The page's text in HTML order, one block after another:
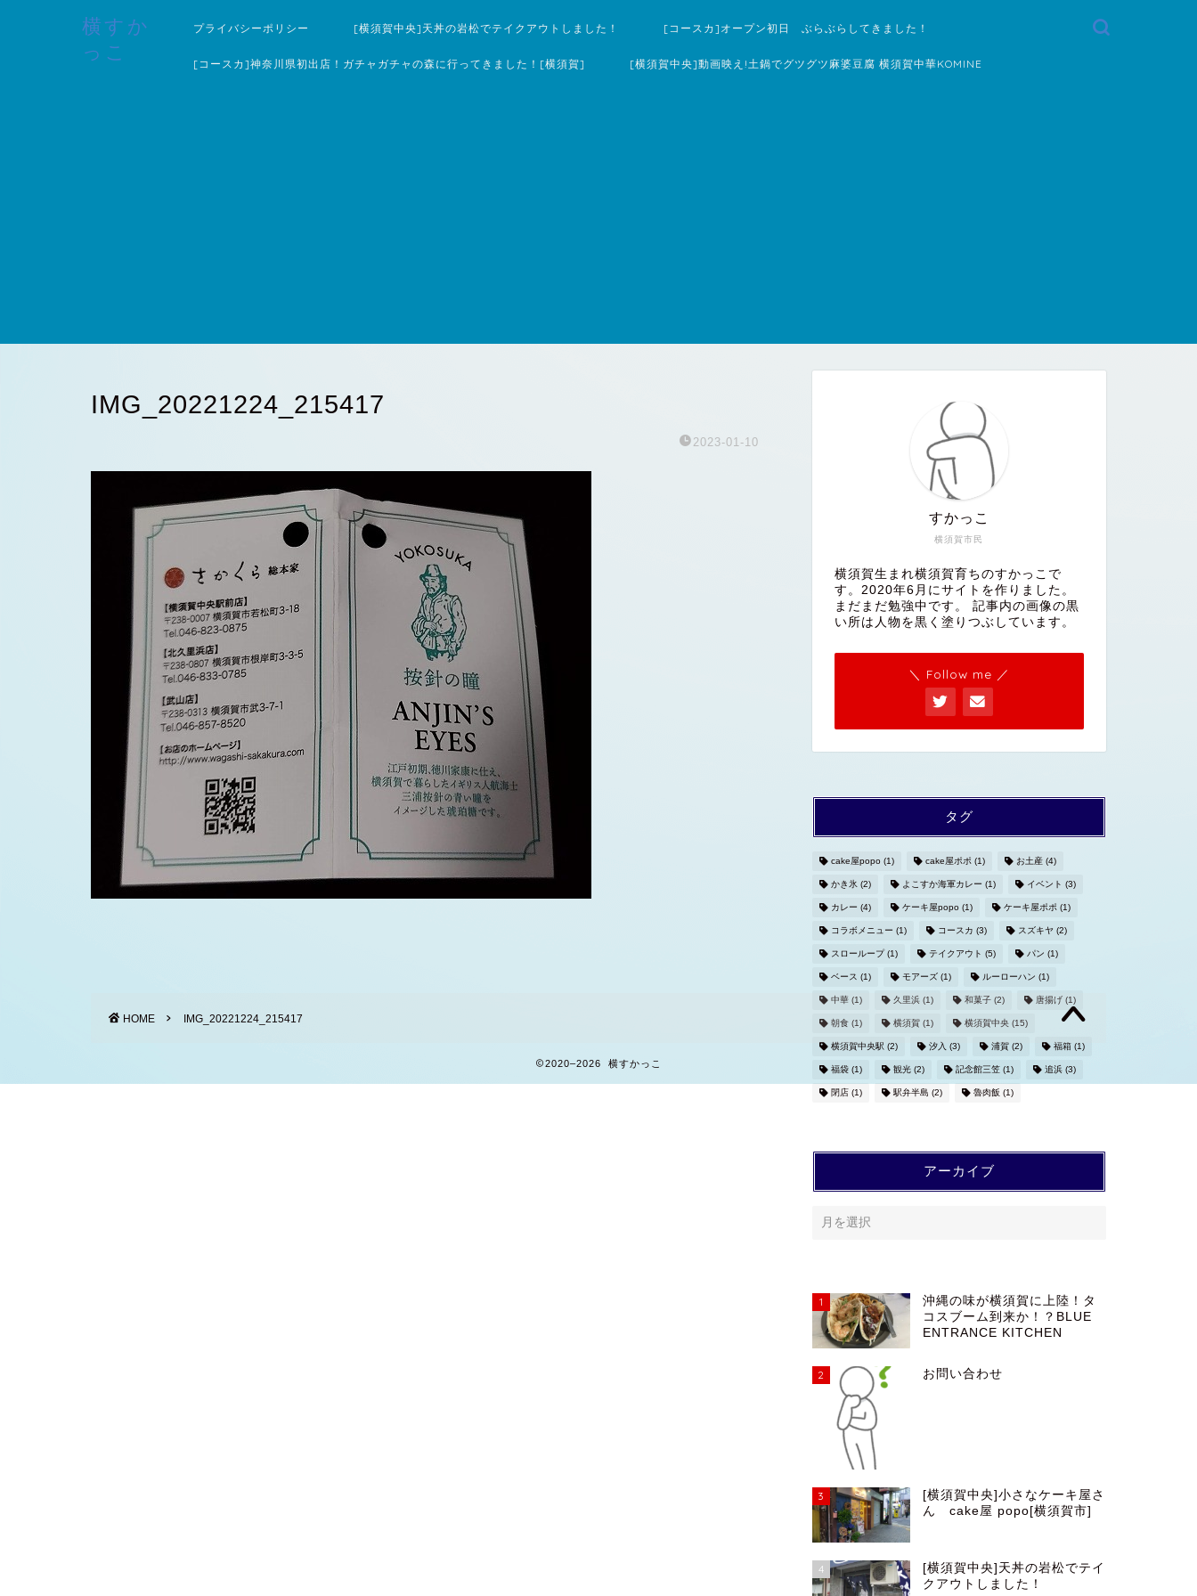
横すか
っこ
プライバシーポリシー [横須賀中央]天丼の岩松でテイクアウトしました！ [コースカ]オープン初日 ぶらぶらしてきました！
[コースカ]神奈川県初出店！ガチャガチャの森に行ってきました！[横須賀] [横須賀中央]動画映え!土鍋でグツグツ麻婆豆腐 横須賀中華KOMINE
IMG_20221224_215417
2023-01-10
横須賀市民
すかっこ
横須賀生まれ横須賀育ちのすかっこで
す。2020年6月にサイトを作りました。
まだまだ勉強中です。 記事内の画像の黒
い所は人物を黒く塗りつぶしています。
＼ Follow me ／
タグ
cake屋popo (1) cake屋ポポ (1) お土産(4)
かき氷 (2) よこすか海軍カレー (1) イベント (3)
カレー (4) ケーキ屋popo (1) ケーキ屋ポポ (1)
コラボメニュー (1) コースカ (3) スズキヤ (2)
スローループ(1) テイクアウト (5) パン (1)
ベース (1) モアーズ(1) ルーローハン (1)
中華(1) 久里浜(1) 和菓子(2) 唐揚げ(1)
朝食(1) 横須賀(1) 横須賀中央(15)
横須賀中央駅 (2) 汐入 (3) 浦賀(2) 福箱(1)
福袋(1) 観光(2) 記念館三笠(1) 追浜(3)
閉店(1) 駅弁半島 (2) 魯肉飯 (1)
アーカイブ
1
沖縄の味が横須賀に上陸！タ
コスブーム到来か！？BLUE
ENTRANCE KITCHEN
2 お問い合わせ
3
[横須賀中央]小さなケーキ屋さ
ん cake屋 popo[横須賀市]
4
[横須賀中央]天丼の岩松でテイ
クアウトしました！
HOME IMG_20221224_215417
2020–2026 横すかっこ